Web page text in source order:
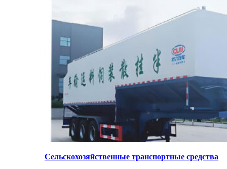
Сельскохозяйственные транспортные средства